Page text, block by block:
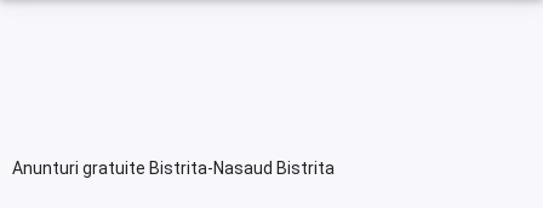
Anunturi gratuite Bistrita-Nasaud Bistrita